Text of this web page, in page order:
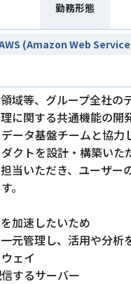
勤務形態
(Amazon Web
域等、グループ全社の
に関する共通機能の開
ータ基盤チームと協力
クトを設計・構築いた
当いただき、ユーザー
。
加速したいため
元管理し、活用や分
ェイ
するサーバー